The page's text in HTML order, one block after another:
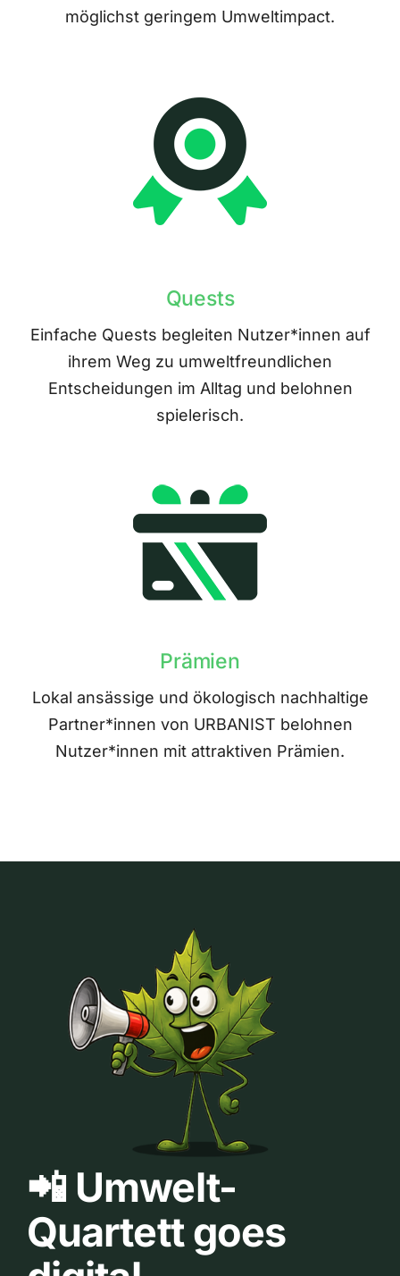
möglichst geringem Umweltimpact.
Quests
Einfache Quests begleiten Nutzer*innen auf
ihrem Weg zu umweltfreundlichen
Entscheidungen im Alltag und belohnen
spielerisch.
Prämien
Lokal ansässige und ökologisch nachhaltige
Partner*innen von URBANIST belohnen
Nutzer*innen mit attraktiven Prämien.
📲 Umwelt-
Quartett goes